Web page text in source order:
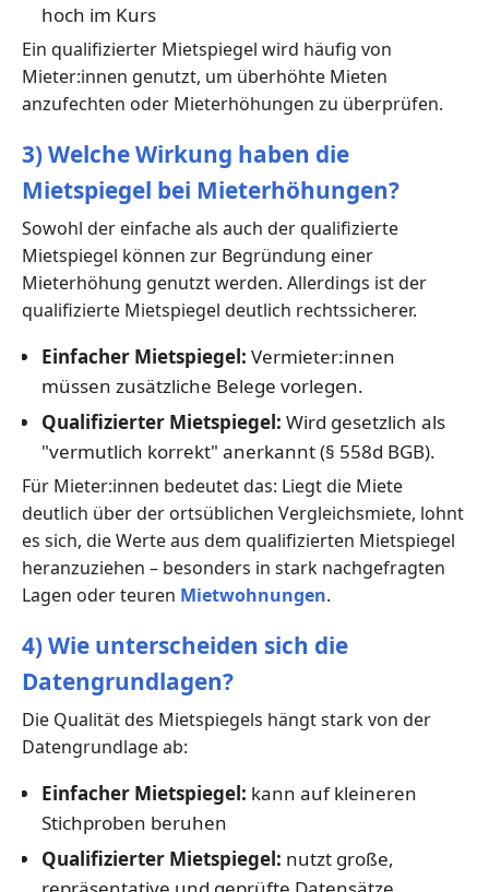
hoch im Kurs
Ein qualifizierter Mietspiegel wird häufig von
Mieter:innen genutzt, um überhöhte Mieten
anzufechten oder Mieterhöhungen zu überprüfen.
3) Welche Wirkung haben die
Mietspiegel bei Mieterhöhungen?
Sowohl der einfache als auch der qualifizierte
Mietspiegel können zur Begründung einer
Mieterhöhung genutzt werden. Allerdings ist der
qualifizierte Mietspiegel deutlich rechtssicherer.
Einfacher Mietspiegel: Vermieter:innen
müssen zusätzliche Belege vorlegen.
Qualifizierter Mietspiegel: Wird gesetzlich als
"vermutlich korrekt" anerkannt (§ 558d BGB).
Für Mieter:innen bedeutet das: Liegt die Miete
deutlich über der ortsüblichen Vergleichsmiete, lohnt
es sich, die Werte aus dem qualifizierten Mietspiegel
heranzuziehen – besonders in stark nachgefragten
Lagen oder teuren Mietwohnungen.
4) Wie unterscheiden sich die
Datengrundlagen?
Die Qualität des Mietspiegels hängt stark von der
Datengrundlage ab:
Einfacher Mietspiegel: kann auf kleineren
Stichproben beruhen
Qualifizierter Mietspiegel: nutzt große,